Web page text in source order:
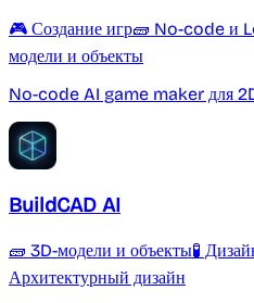
🎮 Создание игр🧱 No-code и
модели и объекты
No-code AI game maker для
BuildCAD AI
🧱 3D-модели и объекты🧪
Архитектурный дизайн